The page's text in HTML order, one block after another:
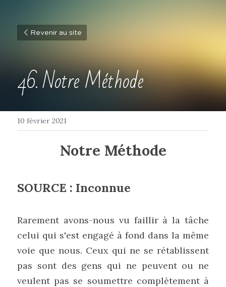
Revenir au site
46. Notre Méthode
10 février 2021
Notre Méthode
SOURCE : Inconnue
Rarement avons-nous vu faillir à la tâche
celui qui s'est engagé à fond dans la même
voie que nous. Ceux qui ne se rétablissent
pas sont des gens qui ne peuvent ou ne
veulent pas se soumettre complètement à